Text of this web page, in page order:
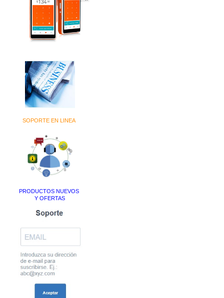
SOPORTE EN LINEA
PRODUCTOS NUEVOS
Y OFERTAS